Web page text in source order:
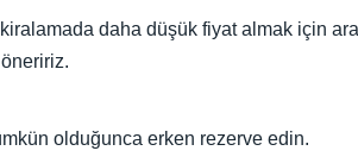
daha düşük fiyat almak için
öneririz.
olduğunca erken rezerve edin.